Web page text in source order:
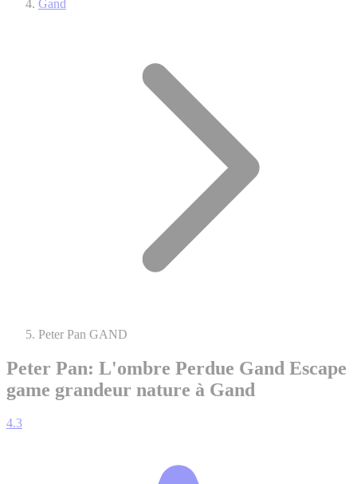
Gand
Peter Pan GAND
Peter Pan: L'ombre Perdue Gand Escape
game grandeur nature à Gand
4.3